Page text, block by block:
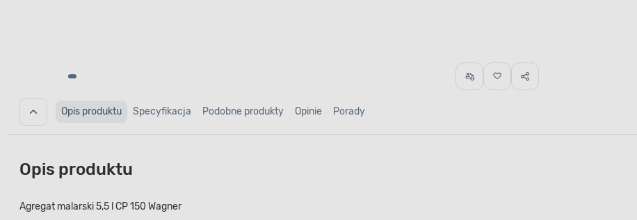
Opis produktu Specyfikacja Podobne produkty Opinie Porady
Opis produktu
Agregat malarski 5,5 l CP 150 Wagner